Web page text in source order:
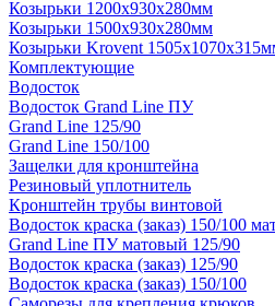
Козырьки 1200х930х280мм
Козырьки 1500х930х280мм
Козырьки Krovent
Комплектующие
Водосток
Водосток Grand Line ПУ
Grand Line 125/90
Grand Line 150/100
Защелки для кронштейна
Резиновый уплотнитель
Кронштейн трубы винтовой
Водосток краска (заказ) 150/100
Grand Line ПУ матовый 125/90
Водосток краска (заказ) 125/90
Водосток краска (заказ) 150/100